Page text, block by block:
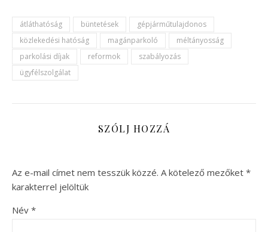
átláthatóság büntetések
gépjárműtulajdonos
közlekedési hatóság
magánparkoló
méltányosság
parkolási díjak
reformok
szabályozás
ügyfélszolgálat
SZÓLJ HOZZÁ
Az e-mail címet nem tesszük közzé. A kötelező mezőket *
karakterrel jelöltük
Név *